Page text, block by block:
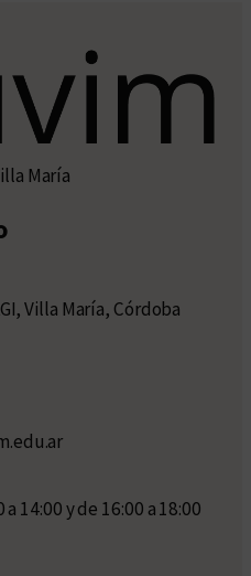
María
Villa María, Córdoba
14:00 y de 16:00 a 18:00